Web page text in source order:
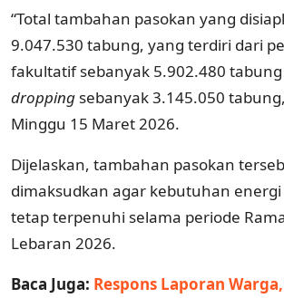
“Total tambahan pasokan yang
9.047.530 tabung, yang terdiri dari
fakultatif sebanyak 5.902.480
dropping sebanyak 3.145.050
Minggu 15 Maret 2026.
Dijelaskan, tambahan pasokan
dimaksudkan agar kebutuhan
tetap terpenuhi selama periode
Lebaran 2026.
Baca Juga: Respons Laporan